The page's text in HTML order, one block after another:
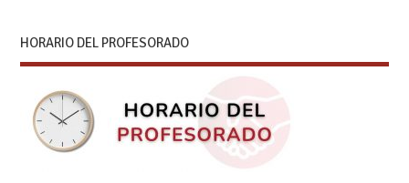
HORARIO DEL PROFESORADO